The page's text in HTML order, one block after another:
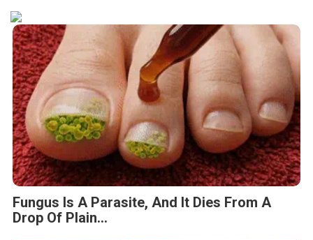
Fungus Is A Parasite, And It Dies From A
Drop Of Plain...